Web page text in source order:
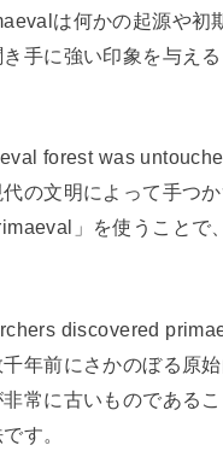
は何かの起源や初
手に強い印象を与え
forest was
代の文明によって手つ
」を使うことで
discovered
千年前にさかのぼる原
常に古いものである
す。